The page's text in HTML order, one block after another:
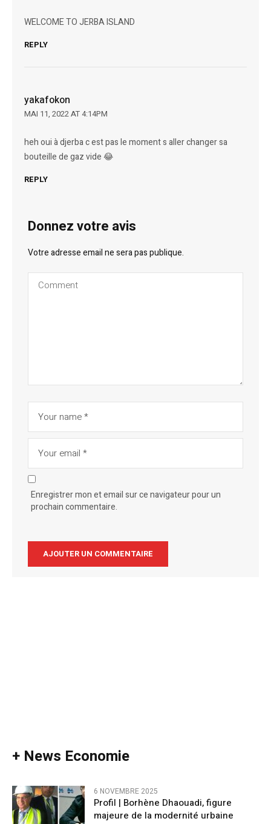
WELCOME TO JERBA ISLAND
REPLY
yakafokon
MAI 11, 2022 AT 4:14PM
heh oui à djerba c est pas le moment s aller changer sa
bouteille de gaz vide 😂
REPLY
Donnez votre avis
Votre adresse email ne sera pas publique.
Enregistrer mon et email sur ce navigateur pour un
prochain commentaire.
+ News Economie
6 NOVEMBRE 2025
Profil | Borhène Dhaouadi, figure
majeure de la modernité urbaine